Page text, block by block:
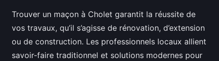
Trouver un maçon à Cholet garantit la réussite de
vos travaux, qu’il s’agisse de rénovation, d’extension
ou de construction. Les professionnels locaux allient
savoir-faire traditionnel et solutions modernes pour